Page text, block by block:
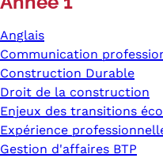
Anglais
Communication
Construction Durable
Droit de la construction
Enjeux des transitions
Expérience
Gestion d'affaires BTP